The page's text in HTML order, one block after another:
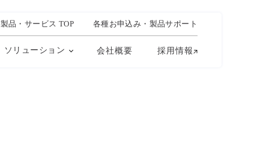
ソリューション 会社概要 採用情報
製品・サービス TOP 各種お申込み・製品サポート